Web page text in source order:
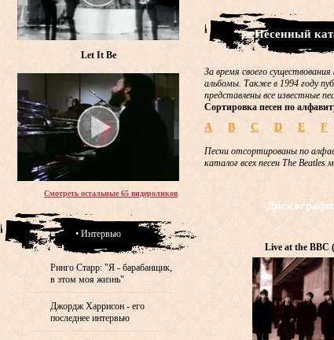
• Песенный
За время своего
альбомы. Также в 1994 году
представлены все известные
Сортировка песен по
A B C D E F
Песни отсортированы по
каталог всех песен The Beatles
Live at the BBC
Let It Be
Смотреть остальные 65 видероликов
• Интервью
Ринго Старр: "Я - барабанщик,
в этом моя жизнь"
Джордж Харрисон - его
последнее интервью